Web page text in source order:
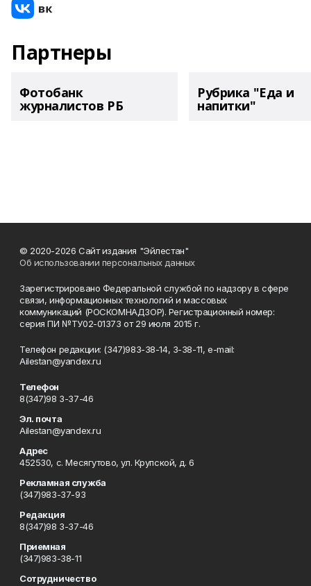
Партнеры
Фотобанк
журналистов РБ
Рубрика "Еда и
напитки"
© 2020-2026 Сайт издания "Эйлестан"
Об использовании персональных данных
Зарегистрировано Федеральной службой по надзору в сфере
связи, информационных технологий и массовых
коммуникаций (РОСКОМНАДЗОР). Регистрационный номер:
серия ПИ №ТУ02-01373 от 29 июля 2015 г.
Телефон редакции: (347)983-38-14, 3-38-11, e-mail:
Ailestan@yandex.ru
Телефон
8(347)98 3-37-46
Эл. почта
Ailestan@yandex.ru
Адрес
452530, с. Месягутово, ул. Крупской, д. 6
Рекламная служба
(347)983-37-93
Редакция
8(347)98 3-37-46
Приемная
(347)983-38-11
Сотрудничество